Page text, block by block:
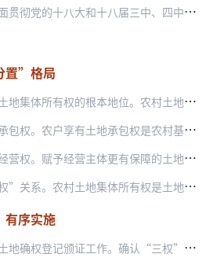
、五中全会精神，深入学习贯彻习近平总书记系列重要讲话精神，紧紧围绕统筹推进“五位一体”总体布局和协调推进“四个全面…
置”格局
民集体所有，是农村基本经营制度的根本，必须得到充分体现和保障，不能虚置。土地集体所有权人对集体土地依法享有占有、…
本经营制度的基础，要稳定现有土地承包关系并保持长久不变。土地承包权人对承包土地依法享有占有、使用和收益的权利。农村…
营权，是完善农村基本经营制度的关键。土地经营权人对流转土地依法享有在一定期限内占有、耕作并取得相应收益的权利。在…
包权的前提，农户享有承包经营权是集体所有的具体实现形式，在土地流转中，农户承包经营权派生出土地经营权。支持在实践…
序实施
利主体，明确权利归属，稳定土地承包关系，才能确保“三权分置”得以确立和稳步实施。要坚持和完善土地用途管制制度，在…